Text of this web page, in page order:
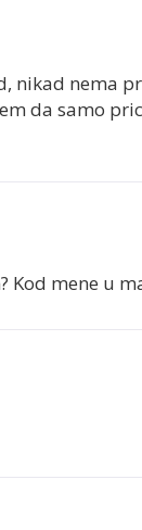
nikad nema
da samo
Kod mene u